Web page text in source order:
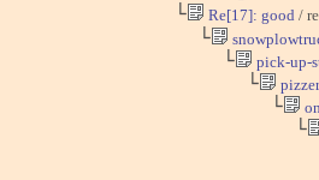
Re[17]: good /
pick-up-